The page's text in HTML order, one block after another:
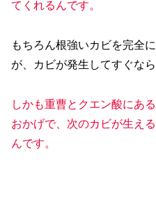
てくれるんです。
もちろん根強いカビを完全
が、カビが発生してすぐな
しかも重曹とクエン酸にあ
おかげで、次のカビが生え
んです。